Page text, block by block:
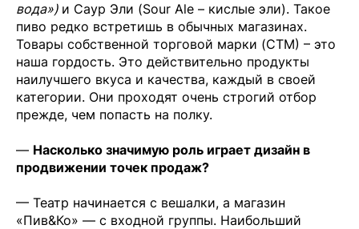
вода») и Саур Эли (Sour Ale – кислые эли). Такое
пиво редко встретишь в обычных магазинах.
Товары собственной торговой марки (СТМ) – это
наша гордость. Это действительно продукты
наилучшего вкуса и качества, каждый в своей
категории. Они проходят очень строгий отбор
прежде, чем попасть на полку.
— Насколько значимую роль играет дизайн в
продвижении точек продаж?
— Театр начинается с вешалки, а магазин
«Пив&Ко» — с входной группы. Наибольший